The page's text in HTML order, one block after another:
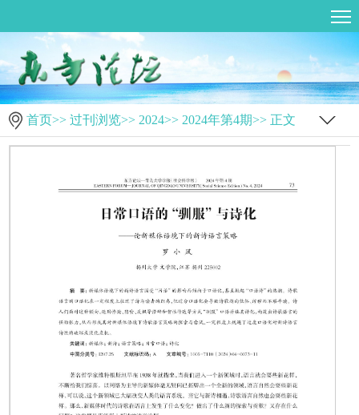
首页>> 过刊浏览>> 2024>> 2024年第4期>> 正文